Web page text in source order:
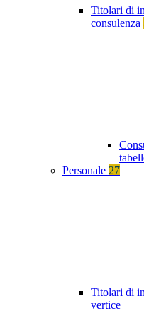
Titolari di
consulenza
Personale 27
Titolari di
vertice